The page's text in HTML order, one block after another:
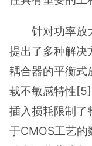
针对功率放
提出了多种解
耦合器的平衡式
载不敏感特性
插入损耗限制
于CMOS工艺